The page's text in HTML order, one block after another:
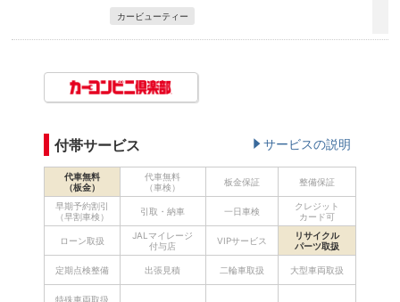
カービューティー
付帯サービス サービスの説明
代車無料
（板金）
代車無料
（車検）
板金保証 整備保証
早期予約割引
（早割車検）
引取・納車 一日車検
クレジット
カード可
ローン取扱
JALマイレージ
付与店
VIPサービス
リサイクル
パーツ取扱
定期点検整備 出張見積 二輪車取扱 大型車両取扱
特殊車両取扱